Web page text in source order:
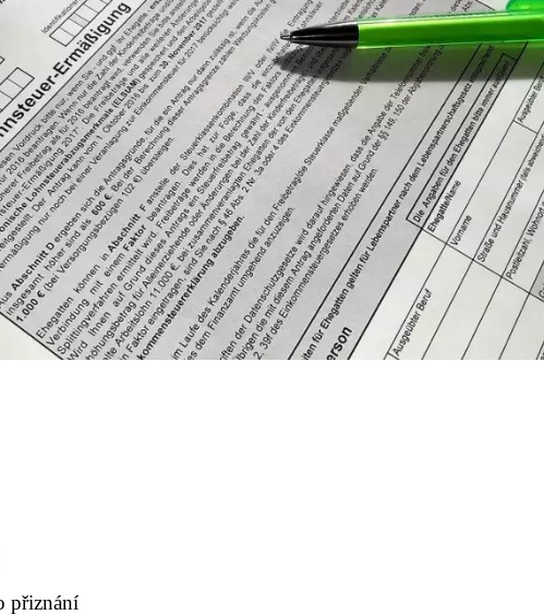
přiznání